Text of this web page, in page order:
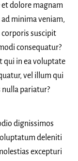
dolore magnam
minima veniam,
suscipit
consequatur?
qui in ea voluptate
vel illum qui
pariatur?
dignissimos
deleniti
excepturi